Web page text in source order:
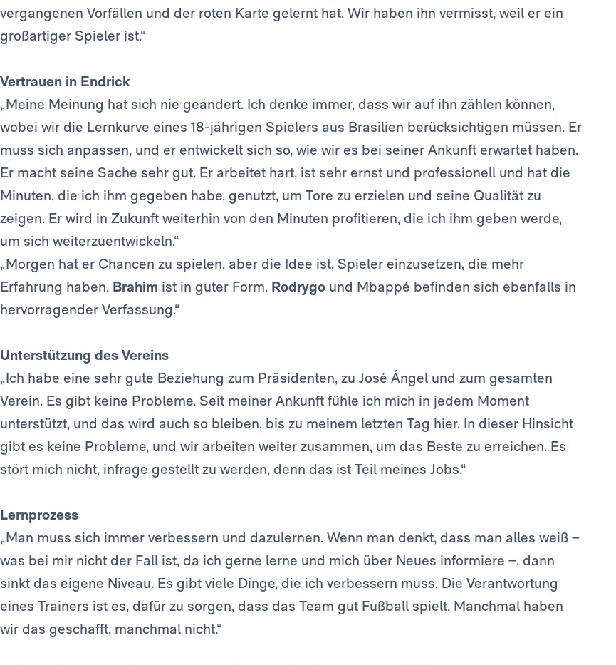
vergangenen Vorfällen und der roten Karte gelernt hat. Wir haben ihn vermisst, weil er ein
großartiger Spieler ist.“
Vertrauen in Endrick
„Meine Meinung hat sich nie geändert. Ich denke immer, dass wir auf ihn zählen können,
wobei wir die Lernkurve eines 18-jährigen Spielers aus Brasilien berücksichtigen müssen. Er
muss sich anpassen, und er entwickelt sich so, wie wir es bei seiner Ankunft erwartet haben.
Er macht seine Sache sehr gut. Er arbeitet hart, ist sehr ernst und professionell und hat die
Minuten, die ich ihm gegeben habe, genutzt, um Tore zu erzielen und seine Qualität zu
zeigen. Er wird in Zukunft weiterhin von den Minuten profitieren, die ich ihm geben werde,
um sich weiterzuentwickeln.“
„Morgen hat er Chancen zu spielen, aber die Idee ist, Spieler einzusetzen, die mehr
Erfahrung haben. Brahim ist in guter Form. Rodrygo und Mbappé befinden sich ebenfalls in
hervorragender Verfassung.“
Unterstützung des Vereins
„Ich habe eine sehr gute Beziehung zum Präsidenten, zu José Ángel und zum gesamten
Verein. Es gibt keine Probleme. Seit meiner Ankunft fühle ich mich in jedem Moment
unterstützt, und das wird auch so bleiben, bis zu meinem letzten Tag hier. In dieser Hinsicht
gibt es keine Probleme, und wir arbeiten weiter zusammen, um das Beste zu erreichen. Es
stört mich nicht, infrage gestellt zu werden, denn das ist Teil meines Jobs.“
Lernprozess
„Man muss sich immer verbessern und dazulernen. Wenn man denkt, dass man alles weiß –
was bei mir nicht der Fall ist, da ich gerne lerne und mich über Neues informiere –, dann
sinkt das eigene Niveau. Es gibt viele Dinge, die ich verbessern muss. Die Verantwortung
eines Trainers ist es, dafür zu sorgen, dass das Team gut Fußball spielt. Manchmal haben
wir das geschafft, manchmal nicht.“